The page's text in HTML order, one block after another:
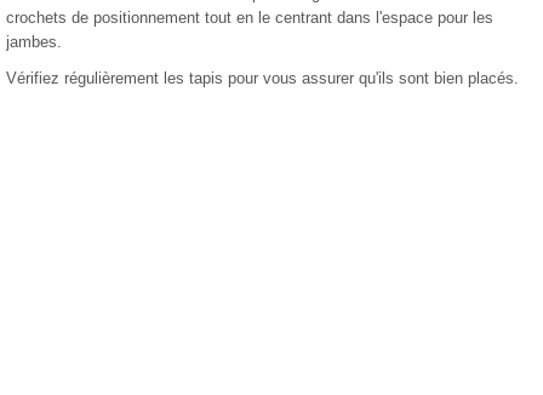
crochets de positionnement tout en le centrant dans l'espace pour les
jambes.
Vérifiez régulièrement les tapis pour vous assurer qu'ils sont bien placés.